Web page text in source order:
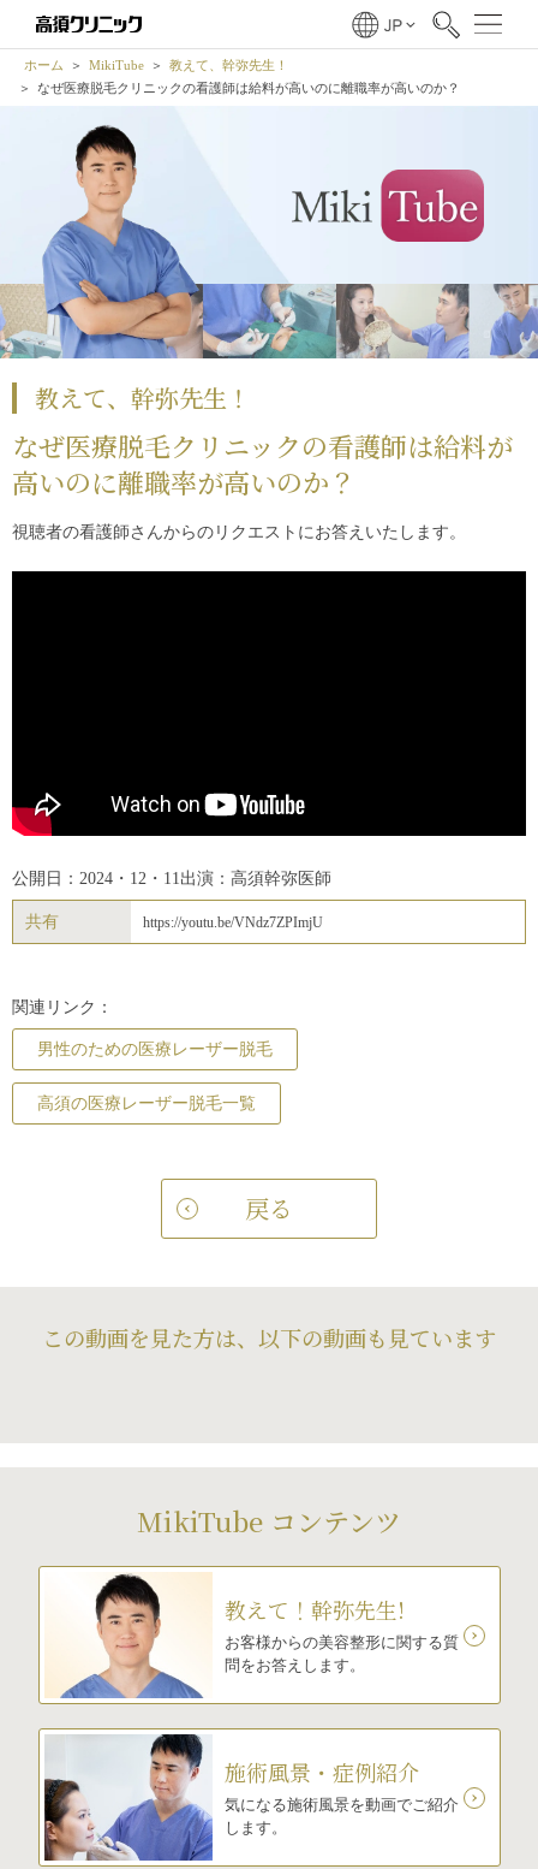
ホーム MikiTube
教えて、幹弥先生！
なぜ医療脱毛クリニックの看護師は給料が高いのに離職率が高いのか？
教えて、幹弥先生！
なぜ医療脱毛クリニックの看護師は給料が
高いのに離職率が高いのか？
視聴者の看護師さんからのリクエストにお答えいたします。
公開日：2024・12・11出演：高須幹弥医師
共有 https://youtu.be/VNdz7ZPImjU
関連リンク：
男性のための医療レーザー脱毛
高須の医療レーザー脱毛一覧
戻る
この動画を見た方は、以下の動画も見ています
MikiTube コンテンツ
教えて！幹弥先生!
お客様からの美容整形に関する質
問をお答えします。
施術風景・症例紹介
気になる施術風景を動画でご紹介
します。